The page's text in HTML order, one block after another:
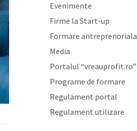
Evenimente
Firme la Start-up
Formare antreprenoriala
Media
Portalul “vreauprofit.ro”
Programe de formare
Regulament portal
Regulament utilizare